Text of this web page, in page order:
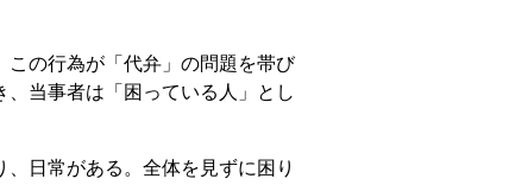
この行為が「代弁」の問題を帯び
当事者は「困っている人」とし
日常がある。全体を見ずに困り